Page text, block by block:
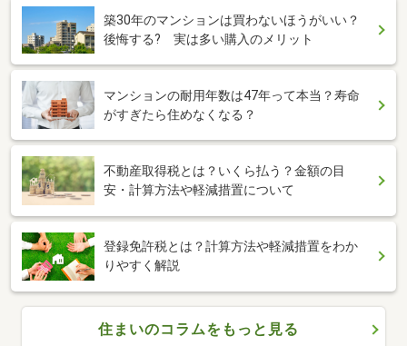
築30年のマンションは買わないほうがいい？
後悔する? 実は多い購入のメリット
マンションの耐用年数は47年って本当？寿命
がすぎたら住めなくなる？
不動産取得税とは？いくら払う？金額の目
安・計算方法や軽減措置について
登録免許税とは？計算方法や軽減措置をわか
りやすく解説
住まいのコラムをもっと見る